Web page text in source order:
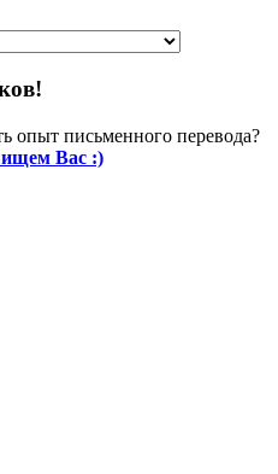
опыт письменного перевода?
Вас :)